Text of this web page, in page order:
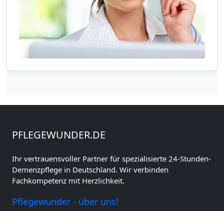
PFLEGEWUNDER.DE
Ihr vertrauensvoller Partner für spezialisierte 24-Stunden-
Demenzpflege in Deutschland. Wir verbinden
Fachkompetenz mit Herzlichkeit.
Pflegewunder - über uns!